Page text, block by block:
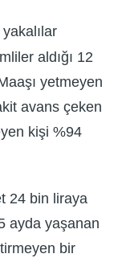
aldığı 12
yetmeyen
avans çeken
kişi %94
24 bin liraya
ayda yaşanan
bir